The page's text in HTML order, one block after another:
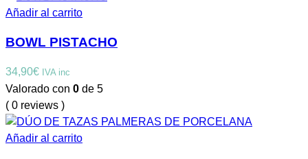
Añadir al carrito
BOWL PISTACHO
34,90€ IVA inc
Valorado con 0 de 5
( 0 reviews )
Añadir al carrito